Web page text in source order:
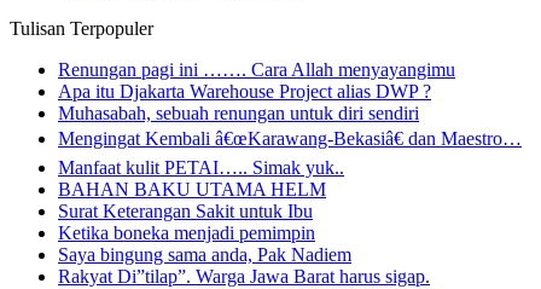
Tulisan Terpopuler
Renungan pagi ini ……. Cara Allah menyayangimu
Apa itu Djakarta Warehouse Project alias DWP ?
Muhasabah, sebuah renungan untuk diri sendiri
Mengingat Kembali â€œKarawang-Bekasiâ€ dan Maestro…
Manfaat kulit PETAI….. Simak yuk..
BAHAN BAKU UTAMA HELM
Surat Keterangan Sakit untuk Ibu
Ketika boneka menjadi pemimpin
Saya bingung sama anda, Pak Nadiem
Rakyat Di”tilap”. Warga Jawa Barat harus sigap.